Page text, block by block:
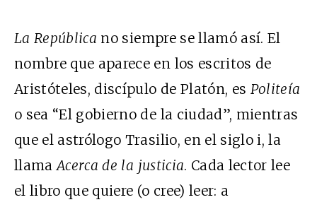
La República no siempre se llamó así. El
nombre que aparece en los escritos de
Aristóteles, discípulo de Platón, es Politeía
o sea “El gobierno de la ciudad”, mientras
que el astrólogo Trasilio, en el siglo i, la
llamaAcerca de la justicia. Cada lector lee
el libro que quiere (o cree) leer: a